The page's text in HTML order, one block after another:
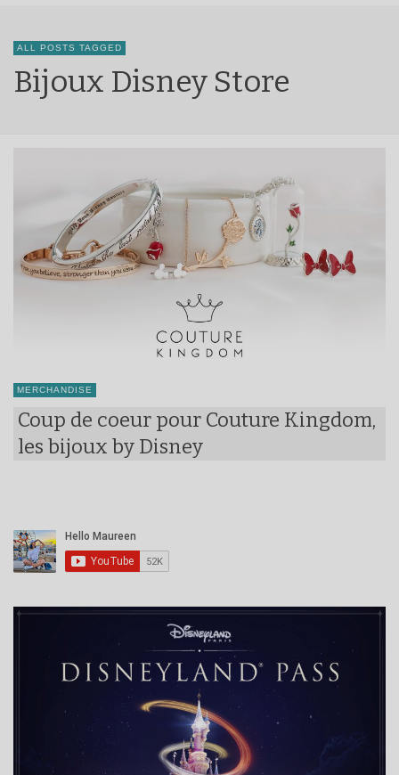
ALL POSTS TAGGED
Bijoux Disney Store
MERCHANDISE
Coup de coeur pour Couture Kingdom,
les bijoux by Disney